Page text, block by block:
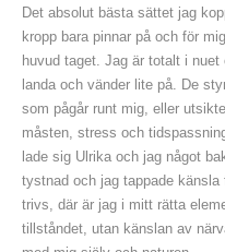
Det absolut bästa sättet jag
kropp bara pinnar på och för
huvud taget. Jag är totalt i
landa och vänder lite på. De
som pågår runt mig, eller
måsten, stress och
lade sig Ulrika och jag något
tystnad och jag tappade
trivs, där är jag i mitt rätta
tillståndet, utan känslan av